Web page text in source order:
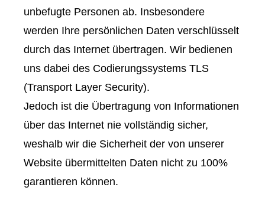
unbefugte Per­sonen ab. Insbesondere
werden Ihre persönlichen Daten verschlüsselt
durch das Internet übertragen. Wir bedienen
uns dabei des Codierungssystems TLS
(Transport Layer Security).
Jedoch ist die Übertragung von Informationen
über das Internet nie vollständig sicher,
weshalb wir die Sicherheit der von unserer
Website übermittelten Daten nicht zu 100%
garantieren können.